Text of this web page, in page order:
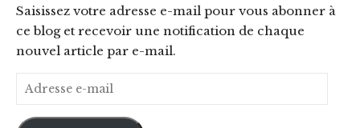
Saisissez votre adresse e-mail pour vous abonner à
ce blog et recevoir une notification de chaque
nouvel article par e-mail.
Adresse e-mail